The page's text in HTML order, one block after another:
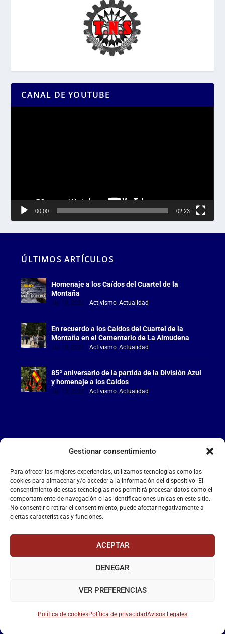
Gestionar consentimiento
Para ofrecer las mejores experiencias, utilizamos tecnologías como las
cookies para almacenar y/o acceder a la información del dispositivo. El
consentimiento de estas tecnologías nos permitirá procesar datos como el
comportamiento de navegación o las identificaciones únicas en este sitio.
No consentir o retirar el consentimiento, puede afectar negativamente a
ciertas características y funciones.
ACEPTAR
DENEGAR
VER PREFERENCIAS
Política de cookiesPolítica de privacidadAvisos Legales
CANAL DE YOUTUBE
00:00 02:23
ÚLTIMOS ARTÍCULOS
Homenaje a los Caídos del Cuartel de la
Montaña
Jul 18, 2026 |Activismo ,Actualidad
En recuerdo a los Caídos del Cuartel de la
Montaña en el Cementerio de La Almudena
Jul 18, 2026 |Activismo ,Actualidad
85º aniversario de la partida de la División Azul
y homenaje a los Caídos
Jul 15, 2026 |Activismo ,Actualidad
LA FALANGE
Reproductor
de
vídeo